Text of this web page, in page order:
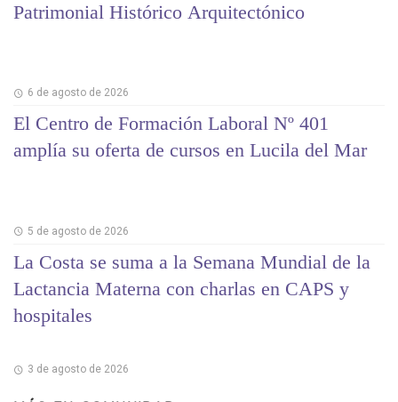
Patrimonial Histórico Arquitectónico
6 de agosto de 2026
El Centro de Formación Laboral Nº 401
amplía su oferta de cursos en Lucila del Mar
5 de agosto de 2026
La Costa se suma a la Semana Mundial de la
Lactancia Materna con charlas en CAPS y
hospitales
3 de agosto de 2026